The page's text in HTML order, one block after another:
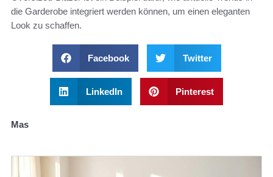
die Garderobe integriert werden können, um einen eleganten
Look zu schaffen.
Facebook Twitter
LinkedIn Pinterest
Mas